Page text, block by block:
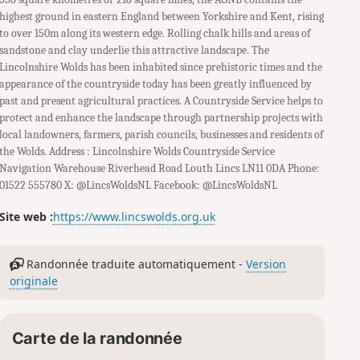
highest ground in eastern England between Yorkshire and Kent, rising
to over 150m along its western edge. Rolling chalk hills and areas of
sandstone and clay underlie this attractive landscape. The
Lincolnshire Wolds has been inhabited since prehistoric times and the
appearance of the countryside today has been greatly influenced by
past and present agricultural practices. A Countryside Service helps to
protect and enhance the landscape through partnership projects with
local landowners, farmers, parish councils, businesses and residents of
the Wolds. Address : Lincolnshire Wolds Countryside Service
Navigation Warehouse Riverhead Road Louth Lincs LN11 0DA Phone:
01522 555780 X: @LincsWoldsNL Facebook: @LincsWoldsNL
Site web :https://www.lincswolds.org.uk
Randonnée traduite automatiquement -Version
originale
Carte de la randonnée